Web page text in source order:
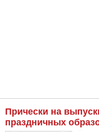
Прически на
праздничных